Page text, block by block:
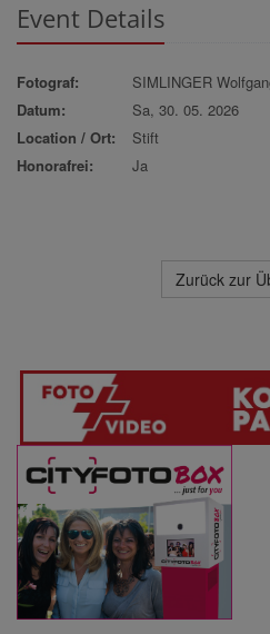
Event Details
Fotograf:
SIMLINGER
Datum:
Sa, 30. 05. 2026
Location / Ort:
Stift
Honorafrei:
Ja
Zurück zur